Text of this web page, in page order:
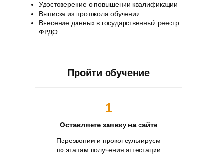
Удостоверение о повышении квалификации
Выписка из протокола обучении
Внесение данных в государственный реестр
ФРДО
Пройти обучение
1
Оставляете заявку на сайте
Перезвоним и проконсультируем
по этапам получения аттестации